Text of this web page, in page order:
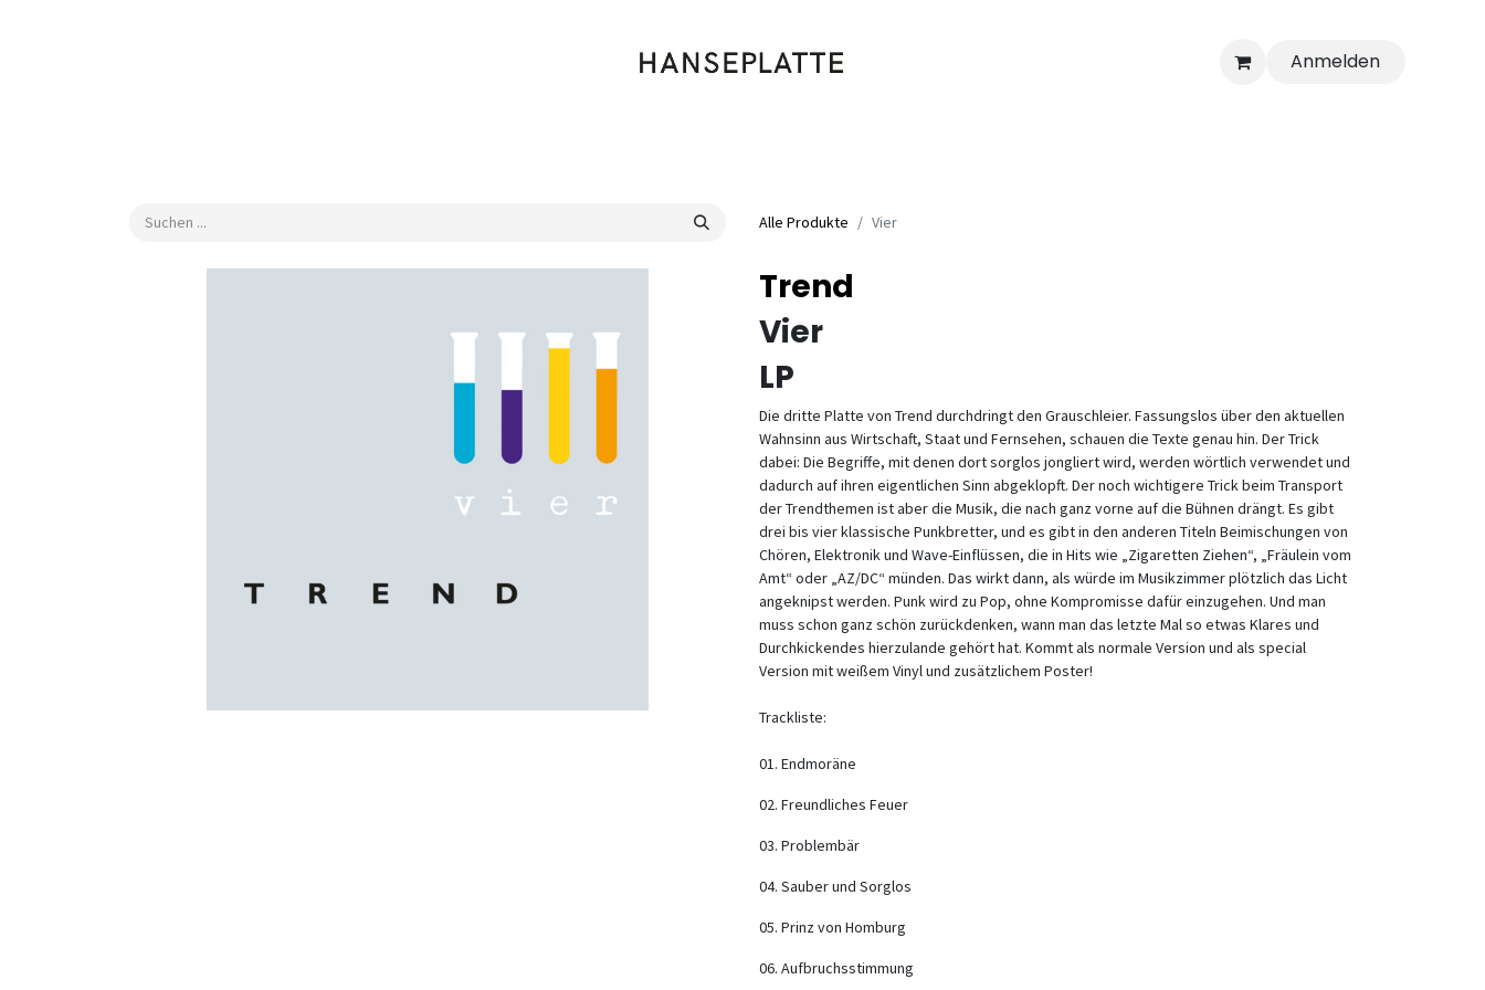
Anmelden
Alle Produkte Vier
Trend
Vier
LP
Die dritte Platte von Trend durchdringt den Grauschleier. Fassungslos über den aktuellen
Wahnsinn aus Wirtschaft, Staat und Fernsehen, schauen die Texte genau hin. Der Trick
dabei: Die Begriffe, mit denen dort sorglos jongliert wird, werden wörtlich verwendet und
dadurch auf ihren eigentlichen Sinn abgeklopft. Der noch wichtigere Trick beim Transport
der Trendthemen ist aber die Musik, die nach ganz vorne auf die Bühnen drängt. Es gibt
drei bis vier klassische Punkbretter, und es gibt in den anderen Titeln Beimischungen von
Chören, Elektronik und Wave-Einflüssen, die in Hits wie „Zigaretten Ziehen“, „Fräulein vom
Amt“ oder „AZ/DC“ münden. Das wirkt dann, als würde im Musikzimmer plötzlich das Licht
angeknipst werden. Punk wird zu Pop, ohne Kompromisse dafür einzugehen. Und man
muss schon ganz schön zurückdenken, wann man das letzte Mal so etwas Klares und
Durchkickendes hierzulande gehört hat. Kommt als normale Version und als special
Version mit weißem Vinyl und zusätzlichem Poster!
Trackliste:
01. Endmoräne
02. Freundliches Feuer
03. Problembär
04. Sauber und Sorglos
05. Prinz von Homburg
06. Aufbruchsstimmung